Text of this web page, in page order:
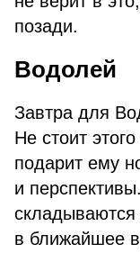
позади.
Водолей
Завтра для
Не стоит
подарит ему
и
в ближайшее